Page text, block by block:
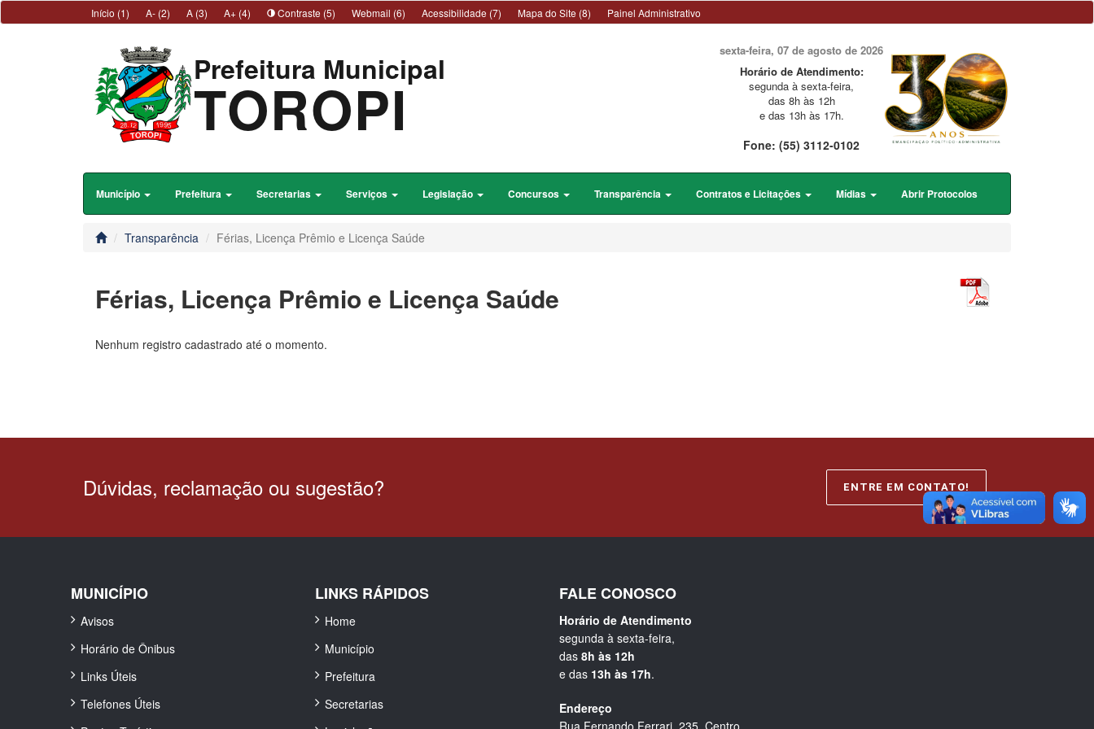
Início (1) A- (2) A (3) A+ (4) Contraste (5) Webmail (6) Acessibilidade (7) Mapa do Site (8) Painel Administrativo
Prefeitura Municipal
TOROPI
sexta-feira, 07 de agosto de 2026
Horário de Atendimento:
segunda à sexta-feira,
das 8h às 12h
e das 13h às 17h.
Fone: (55) 3112-0102
Município Prefeitura Secretarias Serviços Legislação Concursos Transparência Contratos e Licitações Mídias Abrir Protocolos
Transparência Férias, Licença Prêmio e Licença Saúde
Férias, Licença Prêmio e Licença Saúde
Nenhum registro cadastrado até o momento.
Dúvidas, reclamação ou sugestão? ENTRE EM CONTATO!
MUNICÍPIO
Avisos
Horário de Ônibus
Links Úteis
Telefones Úteis
LINKS RÁPIDOS
Home
Município
Prefeitura
Secretarias
FALE CONOSCO
Horário de Atendimento
segunda à sexta-feira,
das 8h às 12h
e das 13h às 17h.
Endereço
Rua Fernando Ferrari, 235, Centro